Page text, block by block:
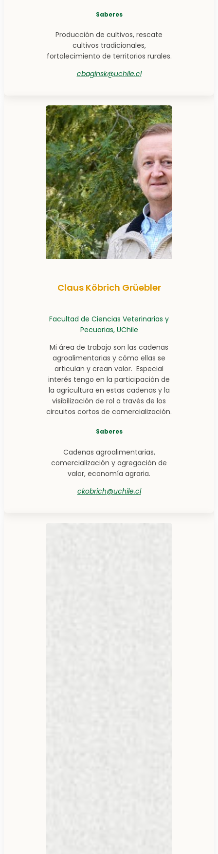
Saberes
Producción de cultivos, rescate
cultivos tradicionales,
fortalecimiento de territorios rurales.
cbaginsk@uchile.cl
Claus Köbrich Grüebler
Facultad de Ciencias Veterinarias y
Pecuarias, UChile
Mi área de trabajo son las cadenas
agroalimentarias y cómo ellas se
articulan y crean valor. Especial
interés tengo en la participación de
la agricultura en estas cadenas y la
visibilización de rol a través de los
circuitos cortos de comercialización.
Saberes
Cadenas agroalimentarias,
comercialización y agregación de
valor, economía agraria.
ckobrich@uchile.cl